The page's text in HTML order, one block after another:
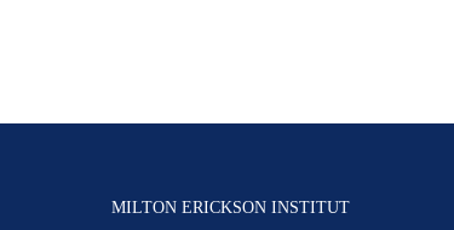
MILTON ERICKSON INSTITUT